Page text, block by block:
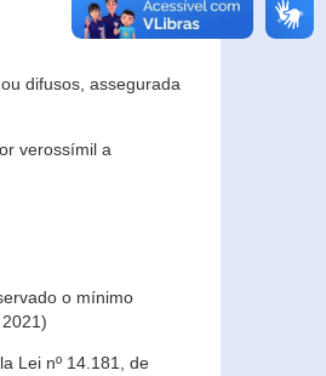
difusos, assegurada
verossímil a
o mínimo
Lei nº 14.181, de